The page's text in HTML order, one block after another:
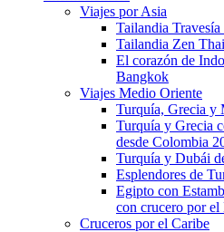
Viajes por Asia
Tailandia
Tailandia Zen
El corazón de
Bangkok
Viajes Medio Oriente
Turquía, Grecia y
Turquía y Grecia
desde Colombia
Turquía y Dubái
Esplendores de
Egipto con
con crucero por
Cruceros por el Caribe